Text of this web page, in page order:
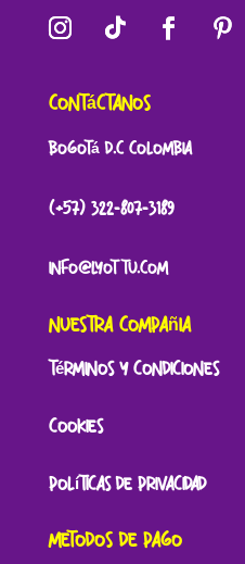
Contáctanos
Bogotá D.C Colombia
(+57) 322-807-3189
Info@lyottu.com
Nuestra Compañia
Términos y Condiciones
Cookies
Políticas de Privacidad
Metodos de Pago